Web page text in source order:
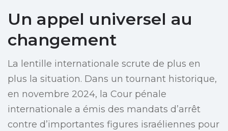
Un appel universel au
changement
La lentille internationale scrute de plus en
plus la situation. Dans un tournant historique,
en novembre 2024, la Cour pénale
internationale a émis des mandats d’arrêt
contre d’importantes figures israéliennes pour